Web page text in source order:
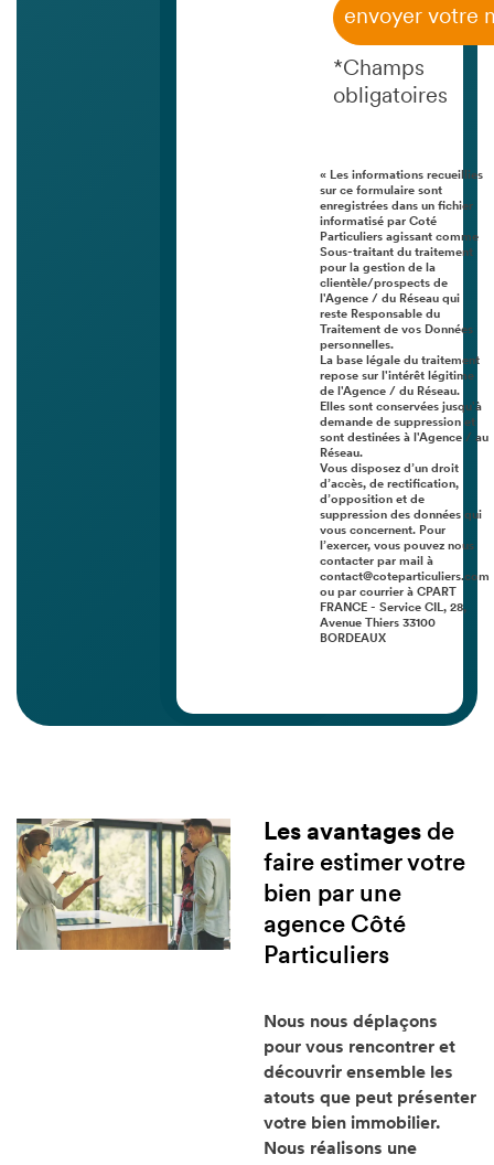
envoyer votre
*Champs
obligatoires
« Les informations recueillies
sur ce formulaire sont
enregistrées dans un fichier
informatisé par Coté
Particuliers agissant comme
Sous-traitant du traitement
pour la gestion de la
clientèle/prospects de
l'Agence / du Réseau qui
reste Responsable du
Traitement de vos Données
personnelles.
La base légale du traitement
repose sur l'intérêt légitime
de l'Agence / du Réseau.
Elles sont conservées jusqu'à
demande de suppression et
sont destinées à l'Agence / au
Réseau.
Vous disposez d’un droit
d’accès, de rectification,
d’opposition et de
suppression des données qui
vous concernent. Pour
l’exercer, vous pouvez nous
contacter par mail à
contact@coteparticuliers.com
ou par courrier à CPART
FRANCE - Service CIL, 28,
Avenue Thiers 33100
BORDEAUX
Les avantagesde
faire estimer votre
bien par une
agence Côté
Particuliers
Nous nous déplaçons
pour vous rencontrer et
découvrir ensemble les
atouts que peut présenter
votre bien immobilier.
Nous réalisons une